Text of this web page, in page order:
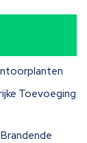
Toevoeging